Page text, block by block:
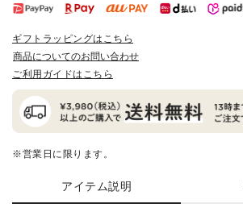
ギフトラッピングはこちら
商品についてのお問い合わせ
ご利用ガイドはこちら
※営業日に限ります。
アイテム説明